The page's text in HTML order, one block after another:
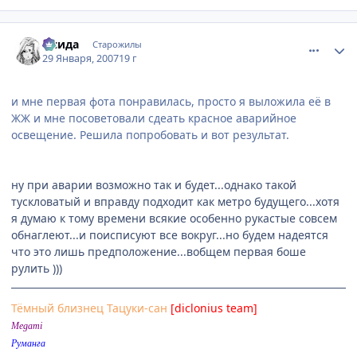
Исида Старожилы
29 Января, 200719 г
и мне первая фота понравилась, просто я выложила её в
ЖЖ и мне посоветовали сдеать красное аварийное
освещение. Решила попробовать и вот результат.
ну при аварии возможно так и будет...однако такой
тускловатый и вправду подходит как метро будущего...хотя
я думаю к тому времени всякие особенно рукастые совсем
обнаглеют...и поисписуют все вокруг...но будем надеятся
что это лишь предположение...вобщем первая боше
рулить )))
Тёмный близнец Тацуки-сан [diclonius team]
Megami
Руманга